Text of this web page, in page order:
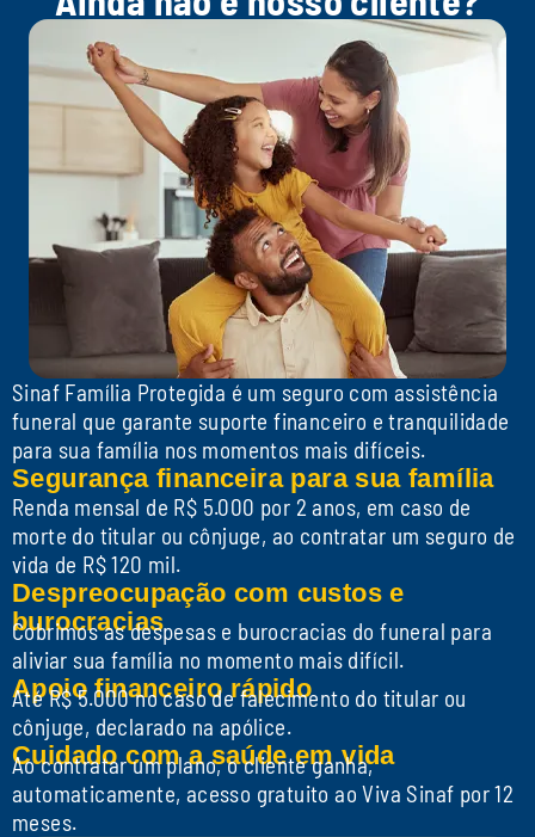
Descontos exclusivos
Garanta ofertas especiais em
dezenas de lojas físicas e
online, de forma simples.
Cashback via Pix
Faça compras e receba parte
do dinheiro de volta via pix
direto na sua conta.
Sorteios mensais
Concorra a experiências e
prêmios exclusivos do clube,
como eletrodomésticos,
viagens e muito mais.
Sinaf Família Protegida é um seguro com assistência
funeral que garante suporte financeiro e tranquilidade
para sua família nos momentos mais difíceis.
Segurança financeira para sua família
Renda mensal de R$ 5.000 por 2 anos, em caso de
morte do titular ou cônjuge, ao contratar um seguro de
vida de R$ 120 mil.
Despreocupação com custos e
burocracias
Cobrimos as despesas e burocracias do funeral para
aliviar sua família no momento mais difícil.
Apoio financeiro rápido
Até R$ 5.000 no caso de falecimento do titular ou
cônjuge, declarado na apólice.
Cuidado com a saúde em vida
Ao contratar um plano, o cliente ganha,
automaticamente, acesso gratuito ao Viva Sinaf por 12
meses.